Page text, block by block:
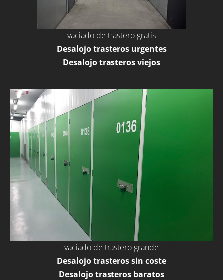
vaciado de trastero gratis
Desalojo trasteros urgentes
Desalojo trasteros viejos
vaciado de trastero grande
Desalojo trasteros sin coste
Desalojo trasteros baratos